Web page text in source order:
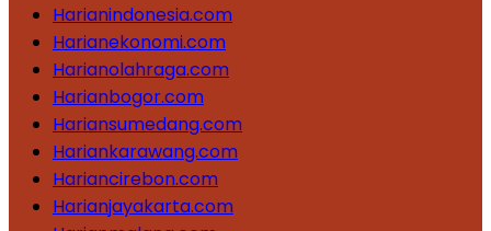
Harianindonesia.com
Harianekonomi.com
Harianolahraga.com
Harianbogor.com
Hariansumedang.com
Hariankarawang.com
Hariancirebon.com
Harianjayakarta.com